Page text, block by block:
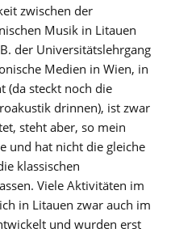
zwischen der
Musik in Litauen
der Universitätslehrgang
Medien in Wien, in
(da steckt noch die
drinnen), ist zwar
steht aber, so mein
und hat nicht die gleiche
klassischen
Viele Aktivitäten im
in Litauen zwar auch im
und wurden erst